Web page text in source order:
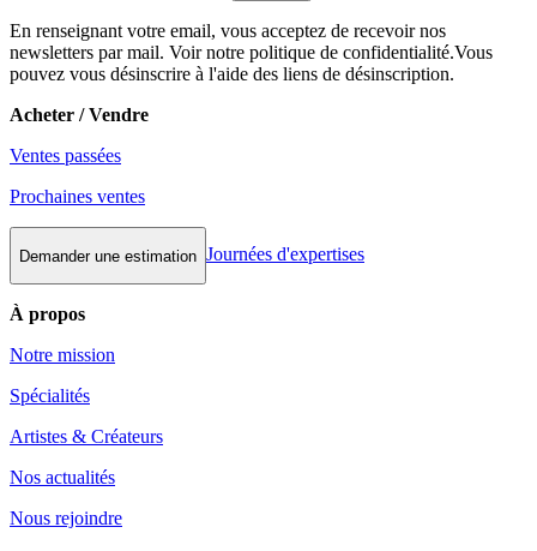
En renseignant votre email, vous acceptez de recevoir nos
newsletters par mail. Voir notre politique de confidentialité.Vous
pouvez vous désinscrire à l'aide des liens de désinscription.
Acheter / Vendre
Ventes passées
Prochaines ventes
Demander une estimation Journées d'expertises
À propos
Notre mission
Spécialités
Artistes & Créateurs
Nos actualités
Nous rejoindre